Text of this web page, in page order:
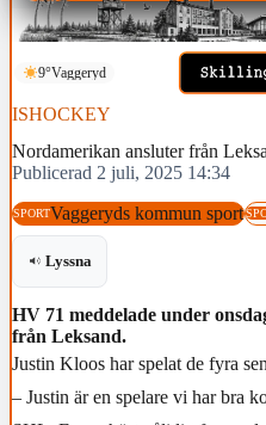
9°Vaggeryd
ISHOCKEY
Nordamerikan ansluter från
Publicerad 2 juli, 2025 14:34
SPORTVaggeryds kommun sport
Lyssna
HV 71 meddelade under
från Leksand.
Justin Kloos har spelat de fyra
– Justin är en spelare vi har bra